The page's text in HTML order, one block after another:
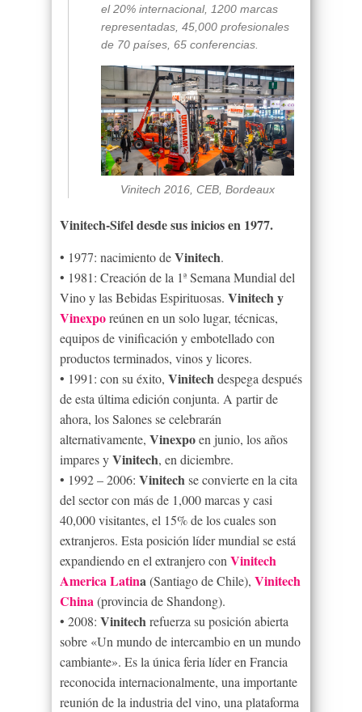
el 20% internacional, 1200 marcas
representadas, 45,000 profesionales
de 70 países, 65 conferencias.
Vinitech 2016, CEB, Bordeaux
Vinitech-Sifel desde sus inicios en 1977.
• 1977: nacimiento deVinitech.
• 1981: Creación de la 1ª Semana Mundial del
Vino y las Bebidas Espirituosas. Vinitech y
Vinexporeúnen en un solo lugar, técnicas,
equipos de vinificación y embotellado con
productos terminados, vinos y licores.
• 1991: con su éxito, Vinitechdespega después
de esta última edición conjunta. A partir de
ahora, los Salones se celebrarán
alternativamente, Vinexpoen junio, los años
impares yVinitech, en diciembre.
• 1992 – 2006: Vinitechse convierte en la cita
del sector con más de 1,000 marcas y casi
40,000 visitantes, el 15% de los cuales son
extranjeros. Esta posición líder mundial se está
expandiendo en el extranjero con Vinitech
America Latina(Santiago de Chile), Vinitech
China(provincia de Shandong).
• 2008: Vinitechrefuerza su posición abierta
sobre «Un mundo de intercambio en un mundo
cambiante». Es la única feria líder en Francia
reconocida internacionalmente, una importante
reunión de la industria del vino, una plataforma